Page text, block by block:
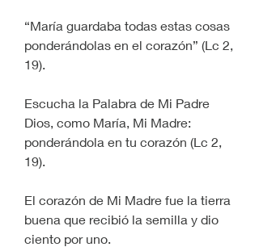
“María guardaba todas estas cosas
ponderándolas en el corazón” (Lc 2,
19).
Escucha la Palabra de Mi Padre
Dios, como María, Mi Madre:
ponderándola en tu corazón (Lc 2,
19).
El corazón de Mi Madre fue la tierra
buena que recibió la semilla y dio
ciento por uno.